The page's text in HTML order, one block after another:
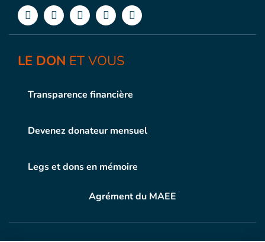
LE DON ET VOUS
Transparence financière
Devenez donateur mensuel
Legs et dons en mémoire
Agrément du MAEE